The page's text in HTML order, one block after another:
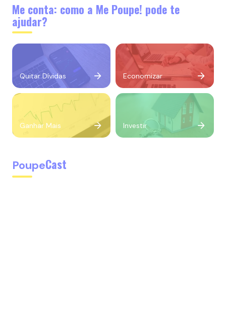
Me conta: como a Me Poupe! pode te
ajudar?
Quitar Dívidas Economizar
Ganhar Mais Investir
PoupeCast